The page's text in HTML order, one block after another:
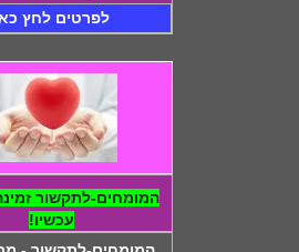
לפרטים לחץ
המומחים-לתקשור
עכשיו!